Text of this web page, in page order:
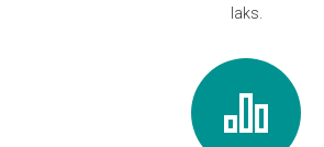
laks.